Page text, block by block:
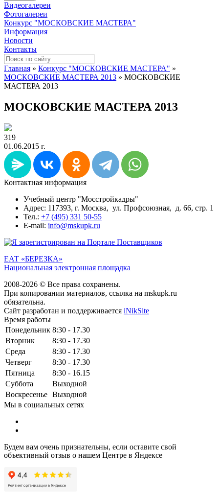
Видеогалереи
Фотогалереи
Конкурс "МОСКОВСКИЕ МАСТЕРА"
Информация
Новости
Контакты
Главная » Конкурс "МОСКОВСКИЕ МАСТЕРА" »
МОСКОВСКИЕ МАСТЕРА 2013 » МОСКОВСКИЕ
МАСТЕРА 2013
МОСКОВСКИЕ МАСТЕРА 2013
319
01.06.2015 г.
Контактная информация
Учебный центр "Мосстройкадры"
Адрес: 117393, г. Москва, ул. Профсоюзная, д. 66, стр. 1
Тел.: +7 (495) 331 50-55
E-mail: info@mskupk.ru
ЕАТ «БЕРЕЗКА»
Национальная электронная площадка
2008-2026 © Все права сохранены.
При копировании материалов, ссылка на mskupk.ru
обязательна.
Сайт разработан и поддерживается iNikSite
Время работы
Понедельник 8:30 - 17.30
Вторник
8:30 - 17.30
Среда
8:30 - 17.30
Четверг
8:30 - 17.30
Пятница
8:30 - 16.15
Суббота
Выходной
Воскресенье Выходной
Мы в социальных сетях
Будем вам очень признательны, если оставите свой
объективный отзыв о нашем Центре в Яндексе